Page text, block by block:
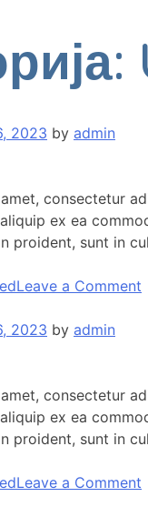
2023 by admin
consectetur
ex ea
proident, sunt in
Leave a Comment
2023 by admin
consectetur
ex ea
proident, sunt in
Leave a Comment